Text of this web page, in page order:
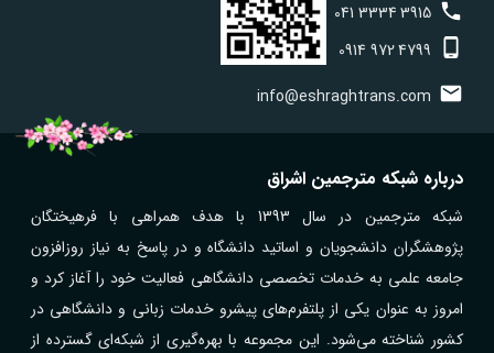
041 33343915
0914 9724799
info@eshraghtrans.com
درباره شبکه مترجمین اشراق
شبکه مترجمین در سال 1393 با هدف همراهی با فرهیختگان
پژوهشگران دانشجویان و اساتید دانشگاه و در پاسخ به نیاز روزافزون
جامعه علمی به خدمات تخصصی دانشگاهی فعالیت خود را آغاز کرد و
امروز به عنوان یکی از پلتفرم‌های پیشرو خدمات زبانی و دانشگاهی در
کشور شناخته می‌شود. این مجموعه با بهره‌گیری از شبکه‌ای گسترده از